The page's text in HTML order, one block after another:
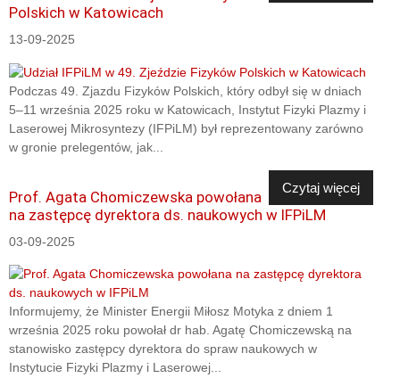
Polskich w Katowicach
13-09-2025
Podczas 49. Zjazdu Fizyków Polskich, który odbył się w dniach
5–11 września 2025 roku w Katowicach, Instytut Fizyki Plazmy i
Laserowej Mikrosyntezy (IFPiLM) był reprezentowany zarówno
w gronie prelegentów, jak...
Czytaj więcej
Prof. Agata Chomiczewska powołana
na zastępcę dyrektora ds. naukowych w IFPiLM
03-09-2025
Informujemy, że Minister Energii Miłosz Motyka z dniem 1
września 2025 roku powołał dr hab. Agatę Chomiczewską na
stanowisko zastępcy dyrektora do spraw naukowych w
Instytucie Fizyki Plazmy i Laserowej...